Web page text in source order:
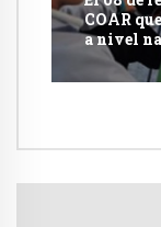
COAR
a nivel